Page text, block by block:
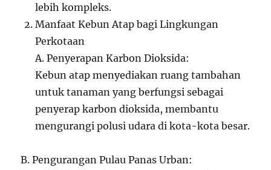
lebih kompleks.
Manfaat Kebun Atap bagi Lingkungan
Perkotaan
A. Penyerapan Karbon Dioksida:
Kebun atap menyediakan ruang tambahan
untuk tanaman yang berfungsi sebagai
penyerap karbon dioksida, membantu
mengurangi polusi udara di kota-kota besar.
B. Pengurangan Pulau Panas Urban: